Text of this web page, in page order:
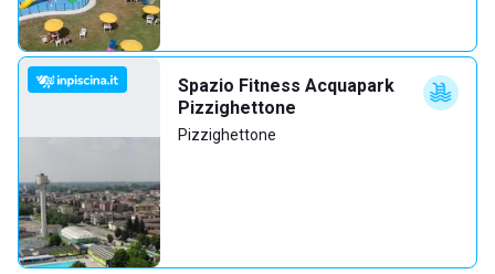
Spazio Fitness Acquapark
Pizzighettone
Pizzighettone